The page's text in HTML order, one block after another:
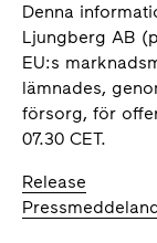
Denna
Ljungberg AB
EU:s
lämnades,
försorg, för
07.30 CET.
Release